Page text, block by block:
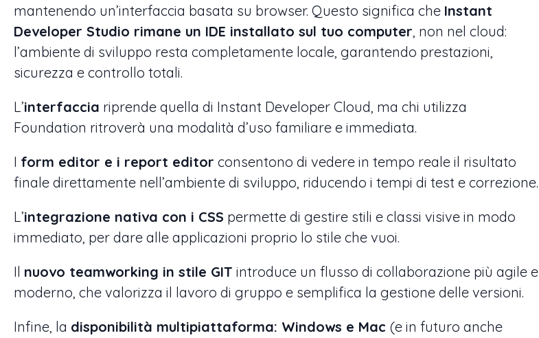
mantenendo un’interfaccia basata su browser. Questo significa che Instant
Developer Studio rimane un IDE installato sul tuo computer, non nel cloud:
l’ambiente di sviluppo resta completamente locale, garantendo prestazioni,
sicurezza e controllo totali.
L’interfaccia riprende quella di Instant Developer Cloud, ma chi utilizza
Foundation ritroverà una modalità d’uso familiare e immediata.
I form editor e i report editor consentono di vedere in tempo reale il risultato
finale direttamente nell’ambiente di sviluppo, riducendo i tempi di test e correzione.
L’integrazione nativa con i CSS permette di gestire stili e classi visive in modo
immediato, per dare alle applicazioni proprio lo stile che vuoi.
Il nuovo teamworking in stile GIT introduce un flusso di collaborazione più agile e
moderno, che valorizza il lavoro di gruppo e semplifica la gestione delle versioni.
Infine, la disponibilità multipiattaforma: Windows e Mac (e in futuro anche